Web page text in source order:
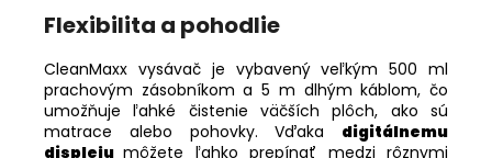
Flexibilita a pohodlie
CleanMaxx vysávač je vybavený veľkým 500 ml
prachovým zásobníkom a 5 m dlhým káblom, čo
umožňuje ľahké čistenie väčších plôch, ako sú
matrace alebo pohovky. Vďaka digitálnemu
displejumôžete ľahko prepínať medzi rôznymi